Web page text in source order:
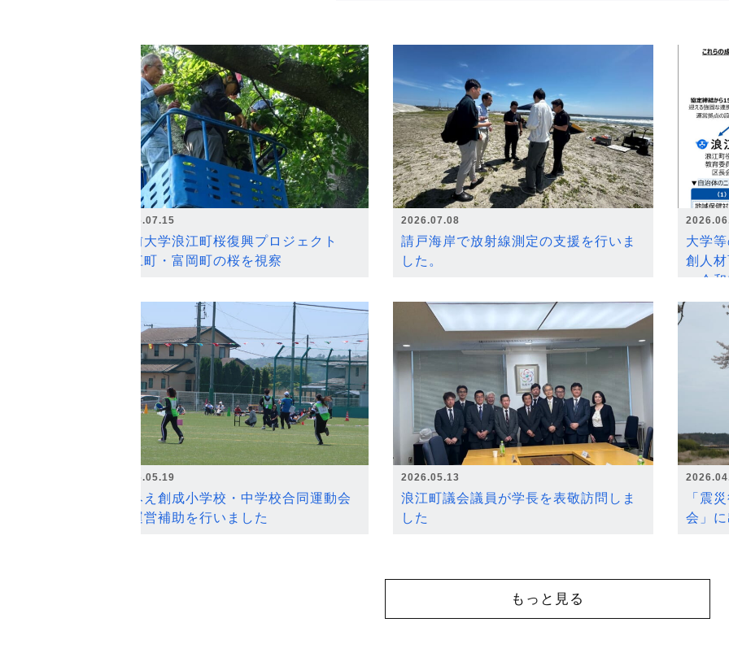
2026.07.15
弘前大学浪江町桜復興プロジェクト
浪江町・富岡町の桜を視察
2026.07.08
請戸海岸で放射線測定の支援を行いま
した。
大学
創人
～令
2026.05.19
なみえ創成小学校・中学校合同運動会
の運営補助を行いました
2026.05.13
浪江町議会議員が学長を表敬訪問しま
した
「震
会」
もっと見る